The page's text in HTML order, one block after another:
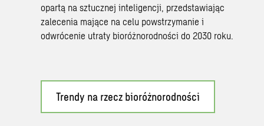
opartą na sztucznej inteligencji, przedstawiając
zalecenia mające na celu powstrzymanie i
odwrócenie utraty bioróżnorodności do 2030 roku.
Trendy na rzecz bioróżnorodności